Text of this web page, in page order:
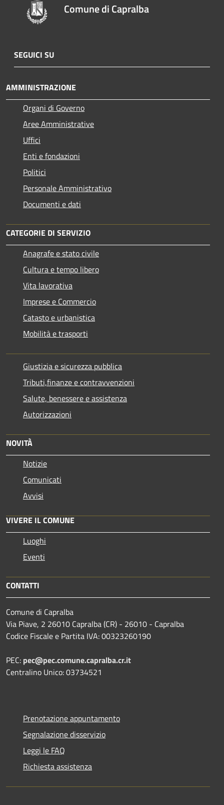
Comune di Capralba
SEGUICI SU
AMMINISTRAZIONE
Organi di Governo
Aree Amministrative
Uffici
Enti e fondazioni
Politici
Personale Amministrativo
Documenti e dati
CATEGORIE DI SERVIZIO
Anagrafe e stato civile
Cultura e tempo libero
Vita lavorativa
Imprese e Commercio
Catasto e urbanistica
Mobilità e trasporti
Giustizia e sicurezza pubblica
Tributi,finanze e contravvenzioni
Salute, benessere e assistenza
Autorizzazioni
NOVITÀ
Notizie
Comunicati
Avvisi
VIVERE IL COMUNE
Luoghi
Eventi
CONTATTI
Comune di Capralba
Via Piave, 2 26010 Capralba (CR) - 26010 - Capralba
Codice Fiscale e Partita IVA: 00323260190
PEC: pec@pec.comune.capralba.cr.it
Centralino Unico: 03734521
Prenotazione appuntamento
Segnalazione disservizio
Leggi le FAQ
Richiesta assistenza